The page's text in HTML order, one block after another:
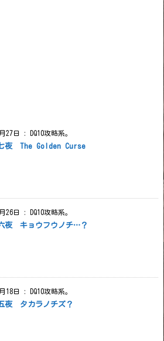
27日 : DQ10攻略系。
夜 The Golden Curse
26日 : DQ10攻略系。
夜 キョウフウノチ…？
18日 : DQ10攻略系。
夜 タカラノチズ？